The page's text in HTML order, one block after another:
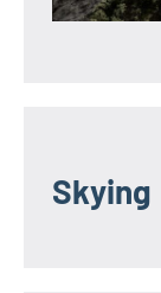
Skying